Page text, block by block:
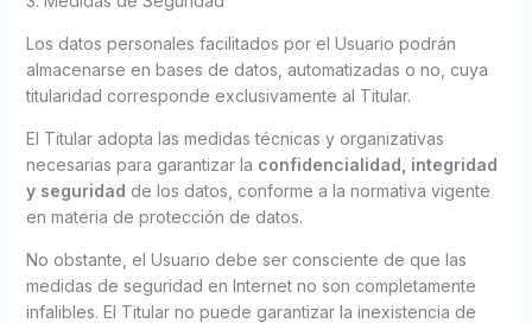
Los datos personales facilitados por el Usuario podrán
almacenarse en bases de datos, automatizadas o no, cuya
titularidad corresponde exclusivamente al Titular.
El Titular adopta las medidas técnicas y organizativas
necesarias para garantizar la confidencialidad, integridad
y seguridad de los datos, conforme a la normativa vigente
en materia de protección de datos.
No obstante, el Usuario debe ser consciente de que las
medidas de seguridad en Internet no son completamente
infalibles. El Titular no puede garantizar la inexistencia de